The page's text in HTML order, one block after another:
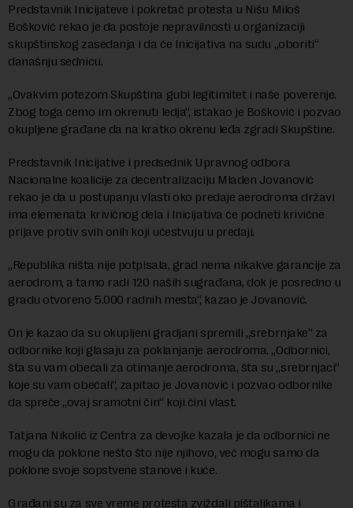
Predstavnik Inicijateve i pokretač protesta u Nišu Miloš
Bošković rekao je da postoje nepravilnosti u organizaciji
skupštinskog zasedanja i da će Inicijativa na sudu „oboriti“
današnju sednicu.
„Ovakvim potezom Skupština gubi legitimitet i naše poverenje.
Zbog toga ćemo im okrenuti ledja“, istakao je Bošković i pozvao
okupljene građane da na kratko okrenu leđa zgradi Skupštine.
Predstavnik Inicijative i predsednik Upravnog odbora
Nacionalne koalicije za decentralizaciju Mladen Jovanović
rekao je da u postupanju vlasti oko predaje aerodroma državi
ima elemenata krivičnog dela i Inicijativa će podneti krivične
prijave protiv svih onih koji učestvuju u predaji.
„Republika ništa nije potpisala, grad nema nikakve garancije za
aerodrom, a tamo radi 120 naših sugrađana, dok je posredno u
gradu otvoreno 5.000 radnih mesta“, kazao je Jovanović.
On je kazao da su okupljeni gradjani spremili „srebrnjake“ za
odbornike koji glasaju za poklanjanje aerodroma. „Odbornici,
šta su vam obećali za otimanje aerodroma, šta su „srebrnjaci“
koje su vam obećali“, zapitao je Jovanović i pozvao odbornike
da spreče „ovaj sramotni čin“ koji čini vlast.
Tatjana Nikolić iz Centra za devojke kazala je da odbornici ne
mogu da poklone nešto što nije njihovo, već mogu samo da
poklone svoje sopstvene stanove i kuće.
Građani su za sve vreme protesta zviždali pištaljkama i